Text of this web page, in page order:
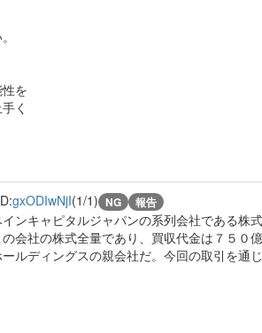
を
く
gxODIwNjI(1/1) NG 報告
ンキャピタルジャパンの系列会社である株
会社の株式全量であり、買収代金は７５０
ルディングスの親会社だ。今回の取引を通